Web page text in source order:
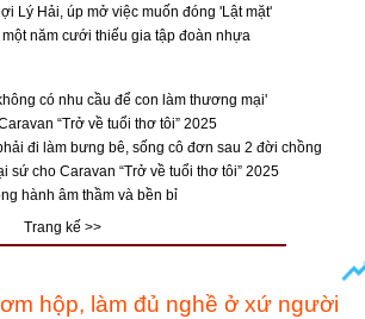
Lý Hải, úp mở việc muốn đóng 'Lật mặt'
năm cưới thiếu gia tập đoàn nhựa
có nhu cầu để con làm thương mại'
“Trở về tuổi thơ tôi” 2025
đi làm bưng bê, sống cô đơn sau 2 đời chồng
sứ cho Caravan “Trở về tuổi thơ tôi” 2025
hành âm thầm và bền bỉ
Trang kế >>
hộp, làm đủ nghề ở xứ người